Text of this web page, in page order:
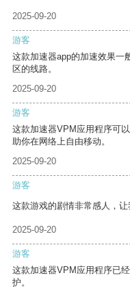
2025-09-20
游客
这款加速器app的加速效果一
区的线路。
2025-09-20
游客
这款加速器VPM应用程序可
助你在网络上自由移动。
2025-09-20
游客
这款游戏的剧情非常感人，让
2025-09-20
游客
这款加速器VPM应用程序已
护。